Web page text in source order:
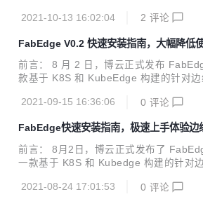
存储能力，极大减少了存储系统的运维
共同体，并获得可信开源项目成员证书
是高性能和免运维，为中间件、数据库等
配本地磁盘的高 IOPS 和极低延迟的性能
自运维能力又极大的减轻了存储系统的
na 还提供了本地磁盘管理能力...
2021-10-13 16:02:04 2 评论
FabEdge V0.2 快速安装指南，大幅降低
前言： 8 月 2 日，博云正式发布
款基于 K8S 和 KubeEdge 构建的针对
本期文章将重点介绍如何快速安装
体验 FabEdge 项目。 新特性 一键部署
Edge 是一个边缘容器的网络方案，使用
KubeEdge 集群。但是 K8S +
导致使用 FabEdge 的门槛过高。我们推
ubeEdge 的功能，方便用户快速上手。
2021-09-15 16:36:06 0 评论
FabEdge快速安装指南，极速上手体验边
前言： 8月2日，博云正式发布了
一款基于 K8S 和 Kubedge 构建的针对
FabEdge 提出了很多宝贵的建议。同时
2021-08-24 17:01:53 0 评论